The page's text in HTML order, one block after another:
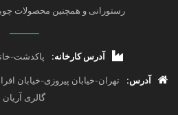
رستورانی و همچنین محصولات
آدرس کارخانه: پاکدشت-
آدرس:
تهران-خیابان پیروزی-خیابان
گالری آریان